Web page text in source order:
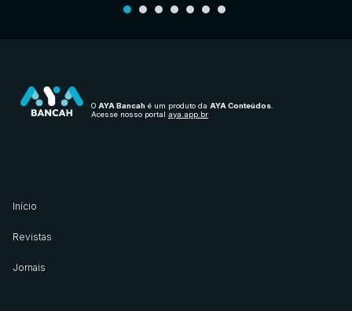
O AYA Bancah é um produto da AYA Conteúdos
Acesse nosso portal aya.app.br
Início
Revistas
Jornais